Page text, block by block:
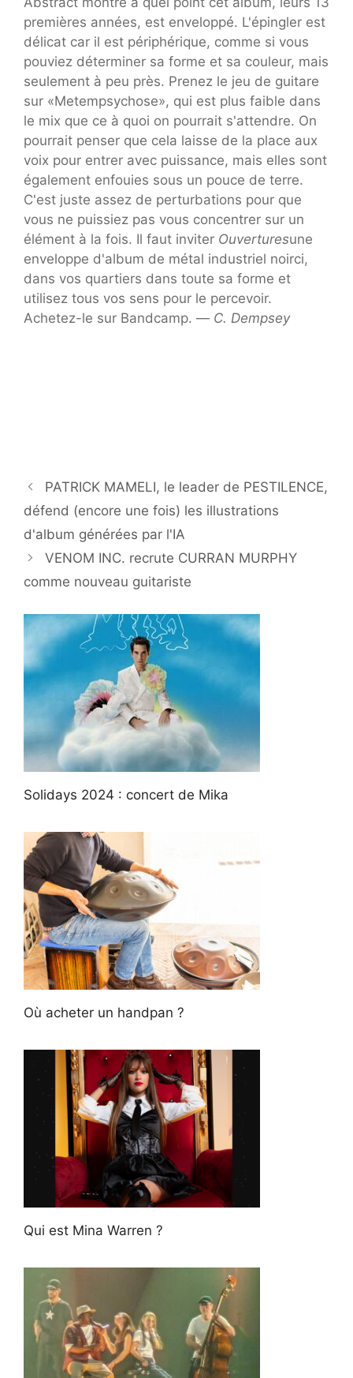
premières années, est enveloppé. L'épingler est
délicat car il est périphérique, comme si vous
pouviez déterminer sa forme et sa couleur, mais
seulement à peu près. Prenez le jeu de guitare
sur «Metempsychose», qui est plus faible dans
le mix que ce à quoi on pourrait s'attendre. On
pourrait penser que cela laisse de la place aux
voix pour entrer avec puissance, mais elles sont
également enfouies sous un pouce de terre.
C'est juste assez de perturbations pour que
vous ne puissiez pas vous concentrer sur un
élément à la fois. Il faut inviter Ouverturesune
enveloppe d'album de métal industriel noirci,
dans vos quartiers dans toute sa forme et
utilisez tous vos sens pour le percevoir.
Achetez-le sur Bandcamp. — C. Dempsey
PATRICK MAMELI, le leader de PESTILENCE,
défend (encore une fois) les illustrations
d'album générées par l'IA
VENOM INC. recrute CURRAN MURPHY
comme nouveau guitariste
Solidays 2024 : concert de Mika
Où acheter un handpan ?
Qui est Mina Warren ?